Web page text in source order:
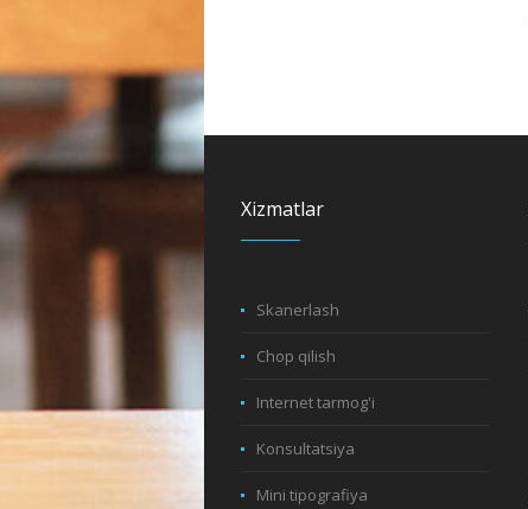
Xizmatlar
Skanerlash
Chop qilish
Internet tarmog'i
Konsultatsiya
Mini tipografiya